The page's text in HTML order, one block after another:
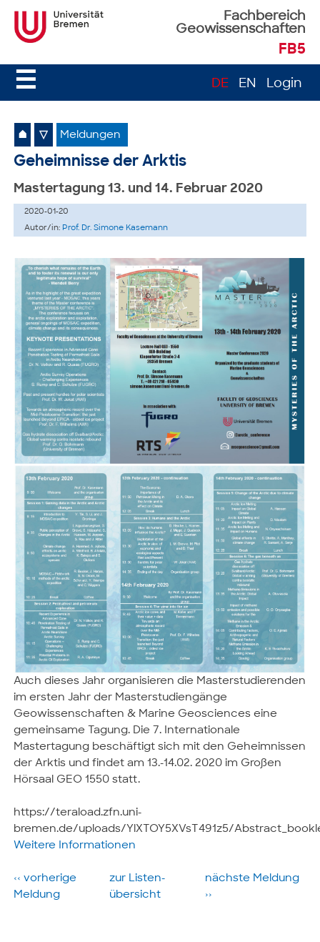
Fachbereich
Geowissenschaften
FB5
☰ DE EN Login
⌂ ▽ Meldungen
Geheimnisse der Arktis
Mastertagung 13. und 14. Februar 2020
2020-01-20
Autor/in: Prof. Dr. Simone Kasemann
Auch dieses Jahr organisieren die Masterstudierenden
im ersten Jahr der Masterstudiengänge
Geowissenschaften & Marine Geosciences eine
gemeinsame Tagung. Die 7. Internationale
Mastertagung beschäftigt sich mit den Geheimnissen
der Arktis und findet am 13.-14.02. 2020 im Großen
Hörsaal GEO 1550 statt.
https://teraload.zfn.uni-
bremen.de/uploads/YlXTOY5XVsT491z5/
Weitere Informationen
‹‹ vorherige
Meldung
zur Listen­
übersicht
nächste­ Meldung
››